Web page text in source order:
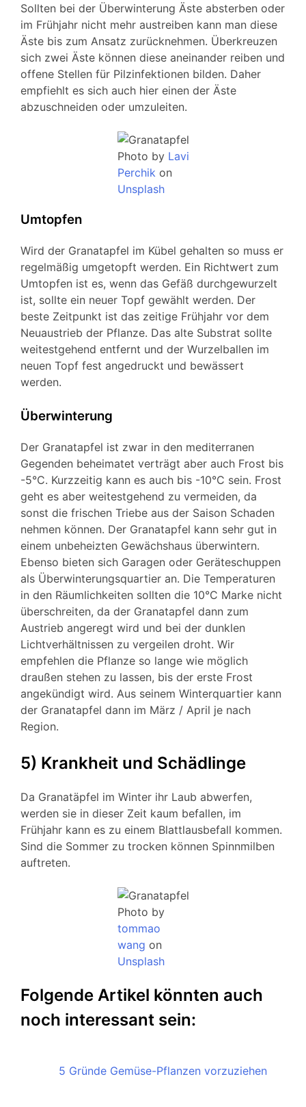
Sollten bei der Überwinterung Äste absterben oder
im Frühjahr nicht mehr austreiben kann man diese
Äste bis zum Ansatz zurücknehmen. Überkreuzen
sich zwei Äste können diese aneinander reiben und
offene Stellen für Pilzinfektionen bilden. Daher
empfiehlt es sich auch hier einen der Äste
abzuschneiden oder umzuleiten.
Photo by Lavi
Perchikon
Unsplash
Umtopfen
Wird der Granatapfel im Kübel gehalten so muss er
regelmäßig umgetopft werden. Ein Richtwert zum
Umtopfen ist es, wenn das Gefäß durchgewurzelt
ist, sollte ein neuer Topf gewählt werden. Der
beste Zeitpunkt ist das zeitige Frühjahr vor dem
Neuaustrieb der Pflanze. Das alte Substrat sollte
weitestgehend entfernt und der Wurzelballen im
neuen Topf fest angedruckt und bewässert
werden.
Überwinterung
Der Granatapfel ist zwar in den mediterranen
Gegenden beheimatet verträgt aber auch Frost bis
-5°C. Kurzzeitig kann es auch bis -10°C sein. Frost
geht es aber weitestgehend zu vermeiden, da
sonst die frischen Triebe aus der Saison Schaden
nehmen können. Der Granatapfel kann sehr gut in
einem unbeheizten Gewächshaus überwintern.
Ebenso bieten sich Garagen oder Geräteschuppen
als Überwinterungsquartier an. Die Temperaturen
in den Räumlichkeiten sollten die 10°C Marke nicht
überschreiten, da der Granatapfel dann zum
Austrieb angeregt wird und bei der dunklen
Lichtverhältnissen zu vergeilen droht. Wir
empfehlen die Pflanze so lange wie möglich
draußen stehen zu lassen, bis der erste Frost
angekündigt wird. Aus seinem Winterquartier kann
der Granatapfel dann im März / April je nach
Region.
5) Krankheit und Schädlinge
Da Granatäpfel im Winter ihr Laub abwerfen,
werden sie in dieser Zeit kaum befallen, im
Frühjahr kann es zu einem Blattlausbefall kommen.
Sind die Sommer zu trocken können Spinnmilben
auftreten.
Photo by
tommao
wang on
Unsplash
Folgende Artikel könnten auch
noch interessant sein:
5 Gründe Gemüse-Pflanzen vorzuziehen